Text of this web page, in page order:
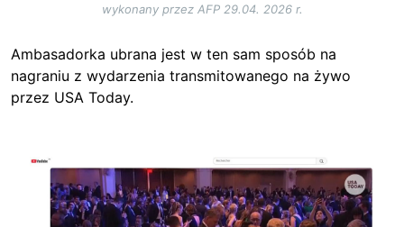
wykonany przez AFP 29.04. 2026 r.
Ambasadorka ubrana jest w ten sam sposób na
nagraniu z wydarzenia transmitowanego na żywo
przez USA Today.
Image